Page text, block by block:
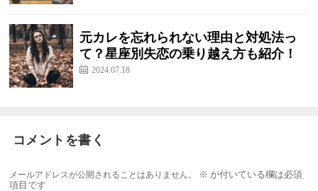
元カレを忘れられない理由と対処法っ
て？星座別失恋の乗り越え方も紹介！
2024.07.18
コメントを書く
メールアドレスが公開されることはありません。 ※ が付いている欄は必須
項目です